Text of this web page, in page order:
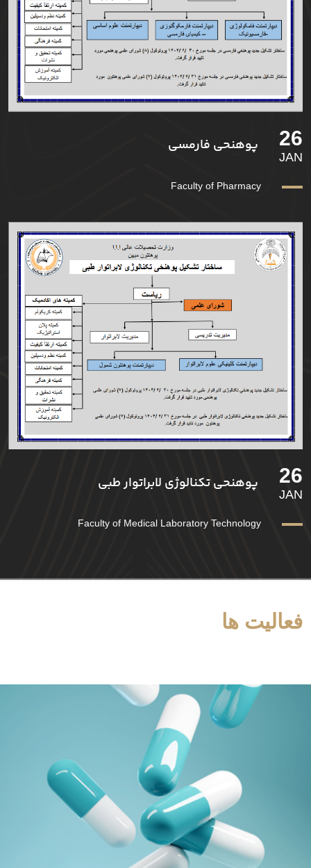
26
JAN
پوهنحی فارمسی
Faculty of Pharmacy
26
JAN
پوهنحی تکنالوژی لابراتوار طبی
Faculty of Medical Laboratory Technology
فعالیت ها